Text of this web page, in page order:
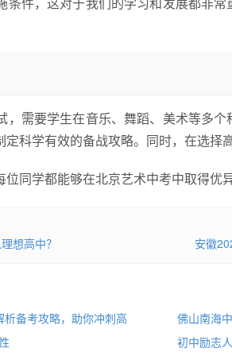
，需要学生在音乐、舞蹈、美术等多
科学有效的备战攻略。同时，在选择
同学都能够在北京艺术中考中取得优
想高中？
安徽
备考攻略，助你冲刺高
佛山南海
初中励志